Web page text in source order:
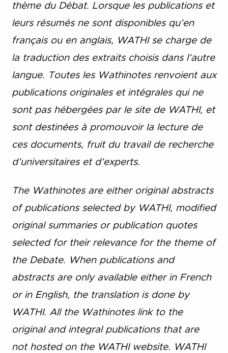
thème du Débat. Lorsque les publications et
leurs résumés ne sont disponibles qu’en
français ou en anglais, WATHI se charge de
la traduction des extraits choisis dans l’autre
langue. Toutes les Wathinotes renvoient aux
publications originales et intégrales qui ne
sont pas hébergées par le site de WATHI, et
sont destinées à promouvoir la lecture de
ces documents, fruit du travail de recherche
d’universitaires et d’experts.
The Wathinotes are either original abstracts
of publications selected by WATHI, modified
original summaries or publication quotes
selected for their relevance for the theme of
the Debate. When publications and
abstracts are only available either in French
or in English, the translation is done by
WATHI. All the Wathinotes link to the
original and integral publications that are
not hosted on the WATHI website. WATHI